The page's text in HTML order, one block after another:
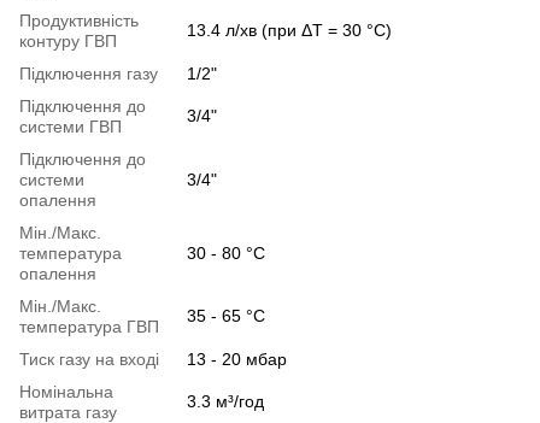
Продуктивність
контуру ГВП
13.4 л/хв (при ΔТ = 30 °C)
Підключення газу
1/2"
Підключення до
системи ГВП
3/4"
Підключення до
системи
опалення
3/4"
Мін./Макс.
температура
опалення
30 - 80 °C
Мін./Макс.
температура ГВП
35 - 65 °C
Тиск газу на вході
13 - 20 мбар
Номінальна
витрата газу
3.3 м³/год